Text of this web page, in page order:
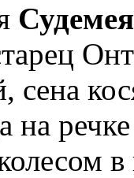
Судемея
сена
на
в